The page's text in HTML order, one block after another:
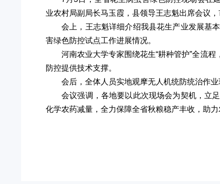
业农村局副局长马玉霞，县领导王志魁出席会议
会上，王志魁详细介绍我县花生产业发展基
害绿色防控试点工作进展情况。
河南农业大学专家围绕花生“耕种管护”全流
防控提供技术支撑。
会后，全体人员实地观摩无人机统防统治作
会议强调，各地要以此次现场会为契机，立
化学农药减量，全力保障全省秋粮稳产丰收，助